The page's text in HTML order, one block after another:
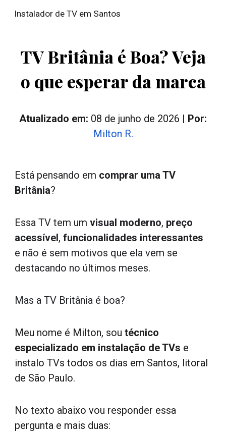
Skip to main content
Instalador de TV em Santos
TVBritâniaé Boa? Veja
o que esperar da marca
Atualizado em: 08 de junho de 2026 | Por:
Milton R.
Está pensando em comprar umaTV
Britânia?
Essa TV tem umvisual moderno, preço
acessível, funcionalidades interessantes
e não é sem motivos que ela vem se
destacando no últimos meses.
Mas a TV Britânia é boa?
Meu nome é Milton, soutécnico
especializado em instalação de TVs e
instalo TVs todos os dias em Santos, litoral
de São Paulo.
No texto abaixovou responder essa
pergunta e mais duas: